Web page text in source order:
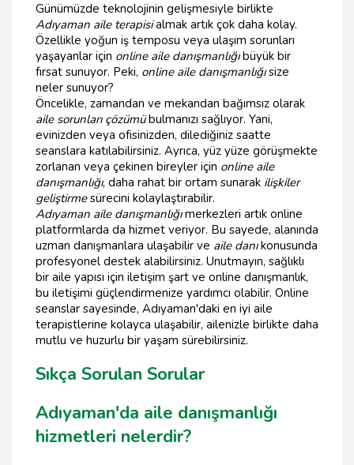
Günümüzde teknolojinin gelişmesiyle birlikte
Adıyaman aile terapisialmak artık çok daha kolay.
Özellikle yoğun iş temposu veya ulaşım sorunları
yaşayanlar için online aile danışmanlığıbüyük bir
fırsat sunuyor. Peki, online aile danışmanlığısize
neler sunuyor?
Öncelikle, zamandan ve mekandan bağımsız olarak
aile sorunları çözümübulmanızı sağlıyor. Yani,
evinizden veya ofisinizden, dilediğiniz saatte
seanslara katılabilirsiniz. Ayrıca, yüz yüze görüşmekte
zorlanan veya çekinen bireyler için online aile
danışmanlığı, daha rahat bir ortam sunarak ilişkiler
geliştirmesürecini kolaylaştırabilir.
Adıyaman aile danışmanlığımerkezleri artık online
platformlarda da hizmet veriyor. Bu sayede, alanında
uzman danışmanlara ulaşabilir ve aile danıkonusunda
profesyonel destek alabilirsiniz. Unutmayın, sağlıklı
bir aile yapısı için iletişim şart ve online danışmanlık,
bu iletişimi güçlendirmenize yardımcı olabilir. Online
seanslar sayesinde, Adıyaman'daki en iyi aile
terapistlerine kolayca ulaşabilir, ailenizle birlikte daha
mutlu ve huzurlu bir yaşam sürebilirsiniz.
Sıkça Sorulan Sorular
Adıyaman'da aile danışmanlığı
hizmetleri nelerdir?